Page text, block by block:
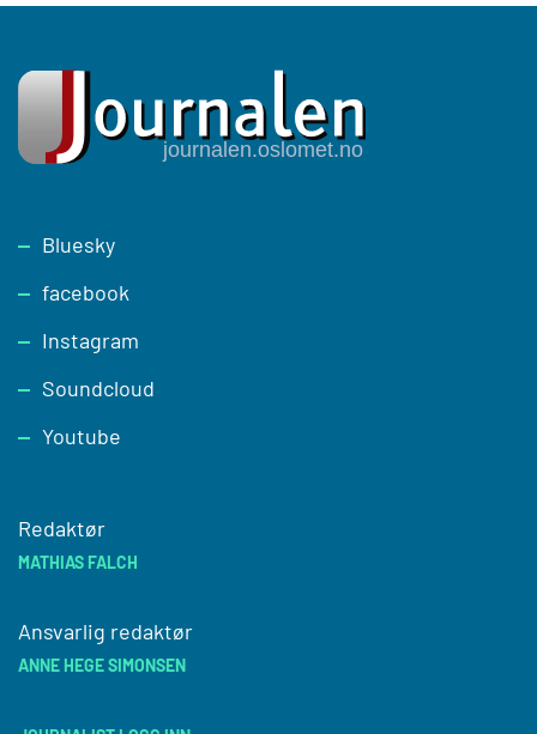
Footer
Bluesky
facebook
Instagram
Soundcloud
Youtube
Redaktør
MATHIAS FALCH
Ansvarlig redaktør
ANNE HEGE SIMONSEN